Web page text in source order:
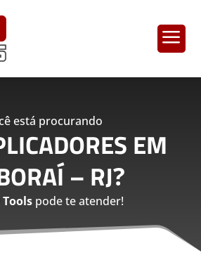
a
está procurando
EM
– RJ?
Toolspode te atender!